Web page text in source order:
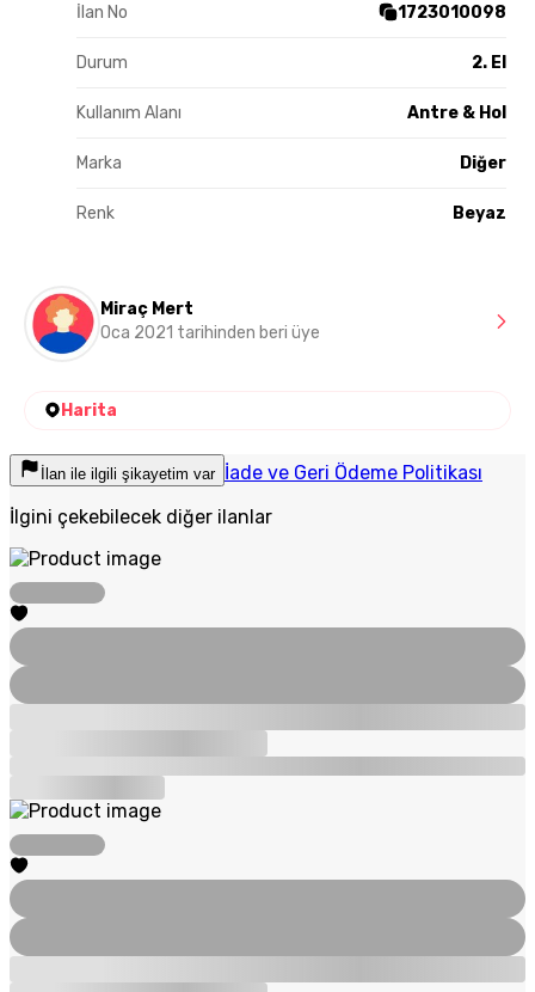
İlan No 1723010098
Durum 2. El
Kullanım Alanı Antre & Hol
Marka Diğer
Renk Beyaz
Miraç Mert
Oca 2021 tarihinden beri üye
Harita
İlan ile ilgili şikayetim var İade ve Geri Ödeme Politikası
İlgini çekebilecek diğer ilanlar